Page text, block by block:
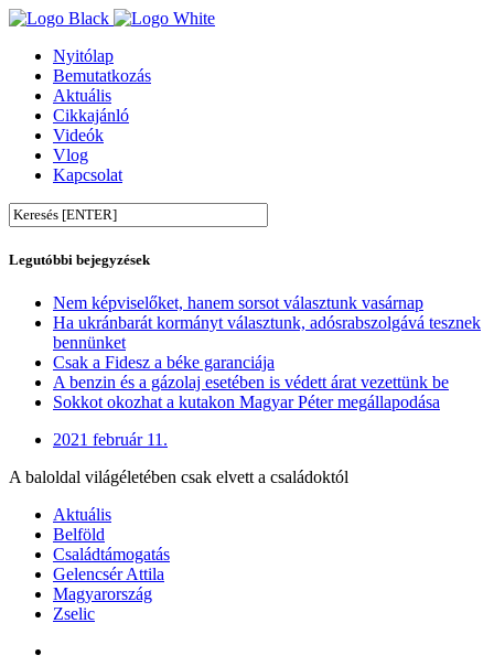
Nyitólap
Bemutatkozás
Aktuális
Cikkajánló
Videók
Vlog
Kapcsolat
Legutóbbi bejegyzések
Nem képviselőket, hanem sorsot választunk vasárnap
Ha ukránbarát kormányt választunk, adósrabszolgává tesznek
bennünket
Csak a Fidesz a béke garanciája
A benzin és a gázolaj esetében is védett árat vezettünk be
Sokkot okozhat a kutakon Magyar Péter megállapodása
2021 február 11.
A baloldal világéletében csak elvett a családoktól
Aktuális
Belföld
Családtámogatás
Gelencsér Attila
Magyarország
Zselic